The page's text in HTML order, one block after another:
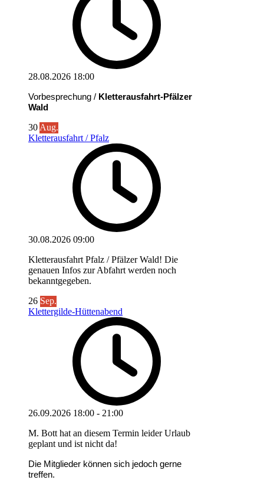
28.08.2026 18:00
Vorbesprechung / Kletterausfahrt-Pfälzer
Wald
30 Aug.
Kletterausfahrt / Pfalz
30.08.2026 09:00
Kletterausfahrt Pfalz / Pfälzer Wald! Die
genauen Infos zur Abfahrt werden noch
bekanntgegeben.
26 Sep.
Klettergilde-Hüttenabend
26.09.2026 18:00 - 21:00
M. Bott hat an diesem Termin leider Urlaub
geplant und ist nicht da!
Die Mitglieder können sich jedoch gerne
treffen.